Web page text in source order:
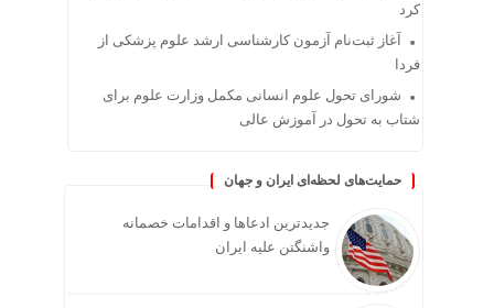
کرد
آغاز ثبت‌نام‌ آزمون کارشناسی ارشد علوم پزشکی از
فردا
شورای تحول علوم انسانی مکمل وزارت علوم برای
شتاب به تحول در آموزش عالی
حمایت‌های لحظه‌ای ایران و جهان
جدیدترین ادعاها و اقدامات خصمانه
واشنگتن علیه ایران